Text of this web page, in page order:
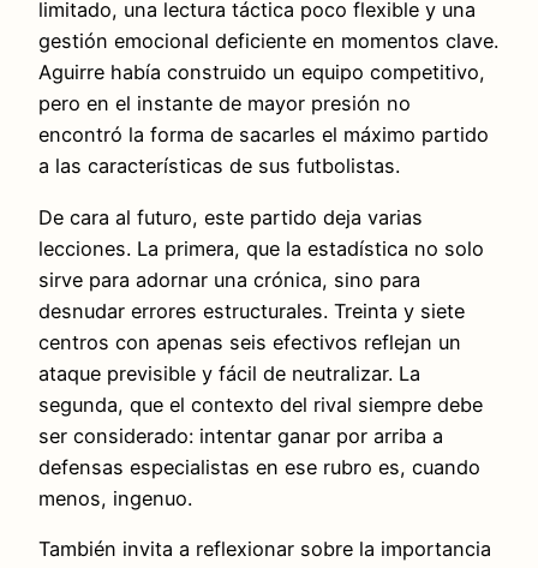
limitado, una lectura táctica poco flexible y una
gestión emocional deficiente en momentos clave.
Aguirre había construido un equipo competitivo,
pero en el instante de mayor presión no
encontró la forma de sacarles el máximo partido
a las características de sus futbolistas.
De cara al futuro, este partido deja varias
lecciones. La primera, que la estadística no solo
sirve para adornar una crónica, sino para
desnudar errores estructurales. Treinta y siete
centros con apenas seis efectivos reflejan un
ataque previsible y fácil de neutralizar. La
segunda, que el contexto del rival siempre debe
ser considerado: intentar ganar por arriba a
defensas especialistas en ese rubro es, cuando
menos, ingenuo.
También invita a reflexionar sobre la importancia